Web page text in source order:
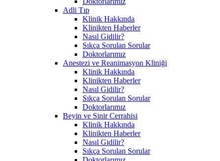
Adli Tıp
Klinik Hakkında
Klinikten Haberler
Nasıl Gidilir?
Sıkça Sorulan Sorular
Doktorlarımız
Anestezi ve Reanimasyon Kliniği
Klinik Hakkında
Klinikten Haberler
Nasıl Gidilir?
Sıkça Sorulan Sorular
Doktorlarımız
Beyin ve Sinir Cerrahisi
Klinik Hakkında
Klinikten Haberler
Nasıl Gidilir?
Sıkça Sorulan Sorular